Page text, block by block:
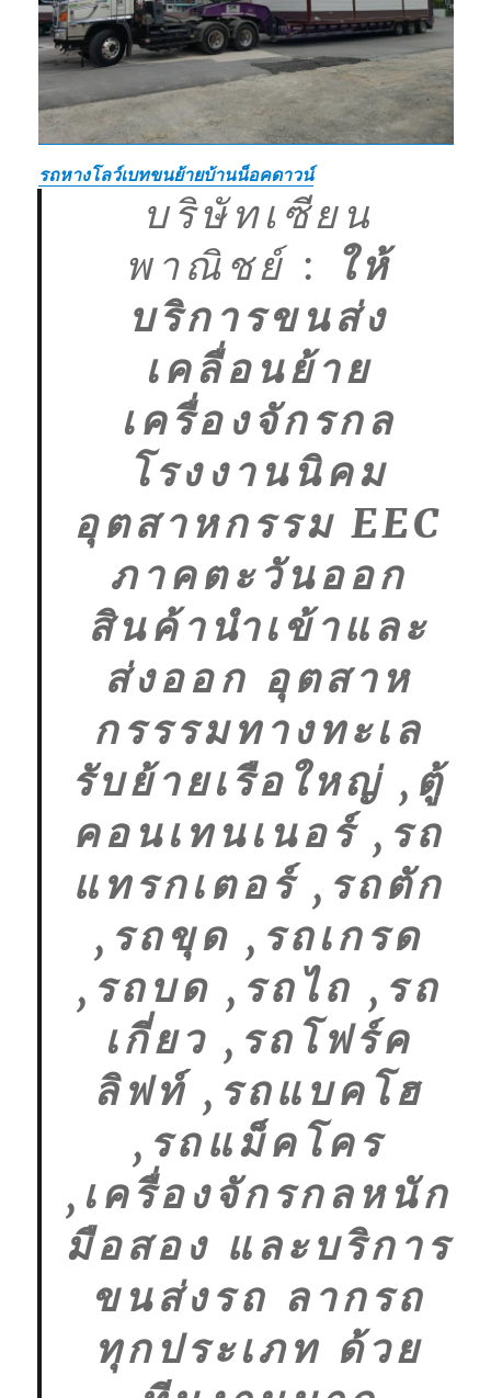
รถหางโลว์เบทขนย้ายบ้านน็อคดาวน์
บริษัทเซียน
พาณิชย์ :
ให้
บริการขนส่ง
เคลื่อนย้าย
เครื่องจักรกล
โรงงานนิคม
อุตสาหกรรม EEC
ภาคตะวันออก
สินค้านำเข้าและ
ส่งออก อุตสาห
กรรรมทางทะเล
รับย้ายเรือใหญ่ ,ตู้
คอนเทนเนอร์ ,รถ
แทรกเตอร์ ,รถตัก
,รถขุด ,รถเกรด
,รถบด ,รถไถ ,รถ
เกี่ยว ,รถโฟร์ค
ลิฟท์ ,รถแบคโฮ
,รถแม็คโคร
,เครื่องจักรกลหนัก
มือสอง และบริการ
ขนส่งรถ ลากรถ
ทุกประเภท ด้วย